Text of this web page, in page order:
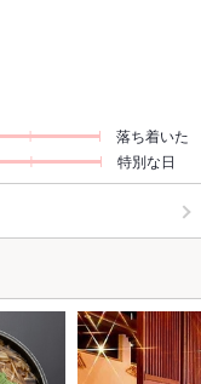
落ち着いた
特別な日